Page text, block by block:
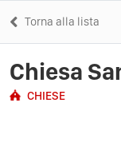
Torna alla lista
Chiesa
CHIESE